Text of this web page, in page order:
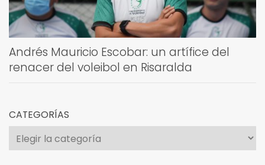
Andrés Mauricio Escobar: un artífice del
renacer del voleibol en Risaralda
CATEGORÍAS
Categorías